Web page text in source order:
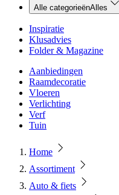
Alle categorieënAlles
Inspiratie
Klusadvies
Folder & Magazine
Aanbiedingen
Raamdecoratie
Vloeren
Verlichting
Verf
Tuin
Home
Assortiment
Auto & fiets